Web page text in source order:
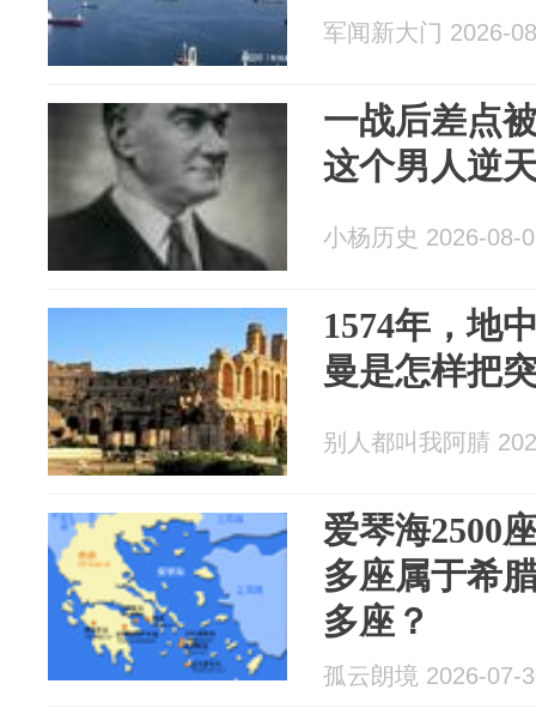
军闻新大门 2026-
一战后差点
这个男人逆
小杨历史 2026-08-
1574年，地
曼是怎样把
别人都叫我阿腈
爱琴海2500
多座属于希
多座？
孤云朗境 2026-07-